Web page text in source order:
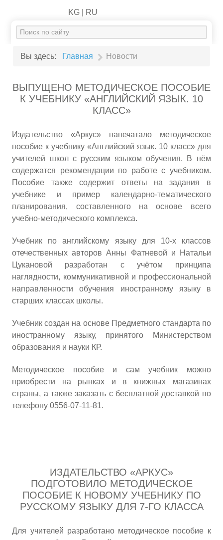
KG | RU
Искать...
Вы здесь: Главная Новости
ВЫПУЩЕНО МЕТОДИЧЕСКОЕ ПОСОБИЕ
К УЧЕБНИКУ «АНГЛИЙСКИЙ ЯЗЫК. 10
КЛАСС»
Издательство «Аркус» напечатало методическое
пособие к учебнику «Английский язык. 10 класс» для
учителей школ с русским языком обучения. В нём
содержатся рекомендации по работе с учебником.
Пособие также содержит ответы на задания в
учебнике и пример календарно-тематического
планирования, составленного на основе всего
учебно-методического комплекса.
Учебник по английскому языку для 10-х классов
отечественных авторов Анны Фатневой и Натальи
Цукановой разработан с учётом принципа
наглядности, коммуникативной и профессиональной
направленности обучения иностранному языку в
старших классах школы.
Учебник создан на основе Предметного стандарта по
иностранному языку, принятого Министерством
образования и науки КР.
Методическое пособие и сам учебник можно
приобрести на рынках и в книжных магазинах
страны, а также заказать с бесплатной доставкой по
телефону 0556-07-11-81.
ИЗДАТЕЛЬСТВО «АРКУС»
ПОДГОТОВИЛО МЕТОДИЧЕСКОЕ
ПОСОБИЕ К НОВОМУ УЧЕБНИКУ ПО
РУССКОМУ ЯЗЫКУ ДЛЯ 7-ГО КЛАССА
Для учителей разработано методическое пособие к